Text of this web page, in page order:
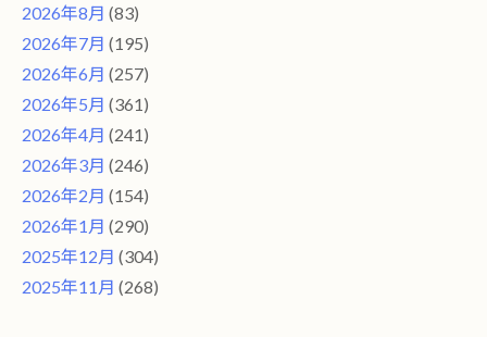
2026年8月 (83)
2026年7月 (195)
2026年6月 (257)
2026年5月 (361)
2026年4月 (241)
2026年3月 (246)
2026年2月 (154)
2026年1月 (290)
2025年12月 (304)
2025年11月 (268)